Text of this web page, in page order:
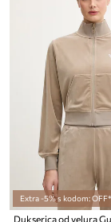
Extra -5% s kodom: OFF*